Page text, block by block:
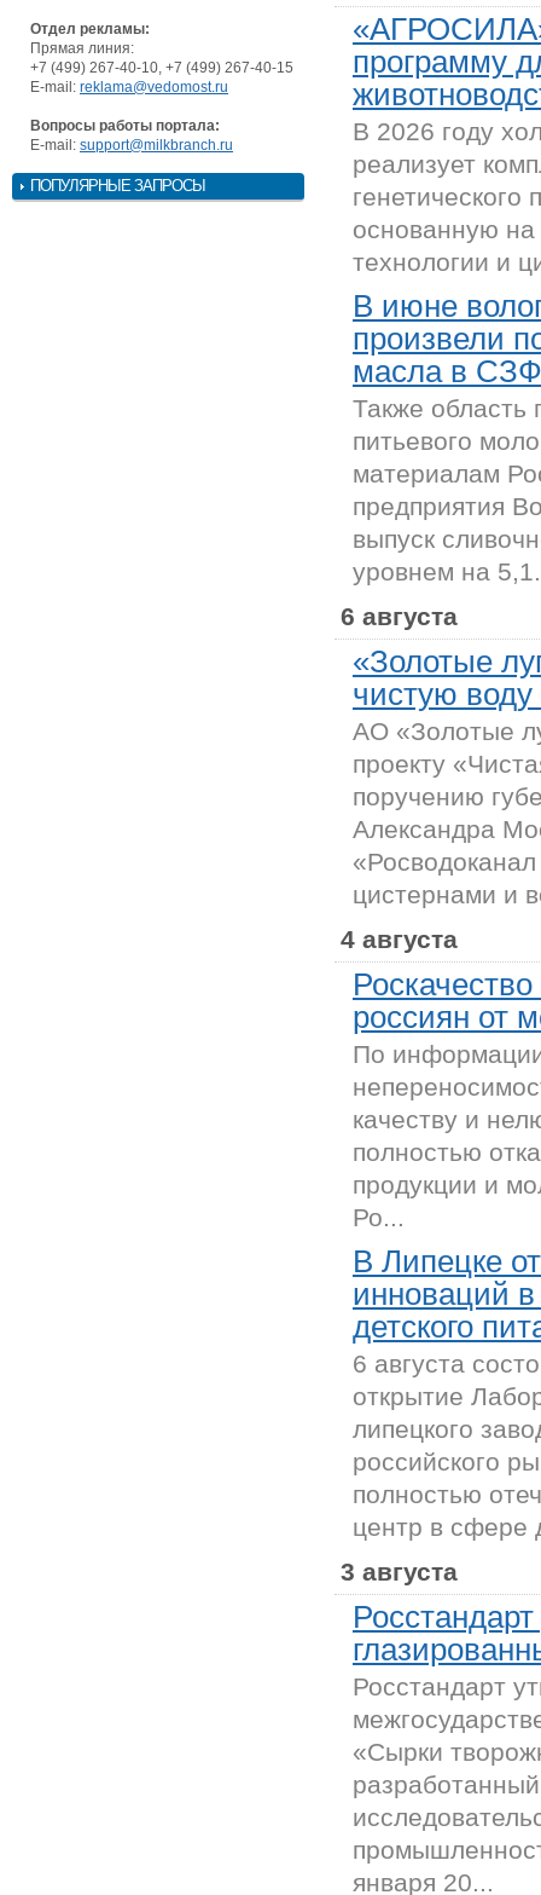
Отдел рекламы:
Прямая линия:
+7 (499) 267-40-10, +7 (499) 267-40-15
E-mail: reklama@vedomost.ru
Вопросы работы портала:
E-mail: support@milkbranch.ru
ПОПУЛЯРНЫЕ ЗАПРОСЫ
программу
В 2026 году
реализует
генетического
основанную
технологии и
В июне
произвели
масла в
Также область
питьевого
материалам
предприятия
выпуск
уровнем на
6 августа
«Золотые
чистую
АО «Золотые
проекту
поручению
Александра
цистернами и
4 августа
россиян от
По
качеству и
полностью
продукции и
Ро...
В Липецке
инноваций в
детского
6 августа
открытие
липецкого
российского
полностью
центр в сфере
3 августа
Росстандарт
«Сырки
января 20...